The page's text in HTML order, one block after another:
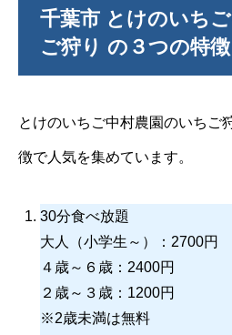
千葉市 とけのいち
ご狩り の３つの特
とけのいちご中村農園のいちご
徴で人気を集めています。
30分食べ放題
大人（小学生～）：2700円
４歳～６歳：2400円
２歳～３歳：1200円
※2歳未満は無料